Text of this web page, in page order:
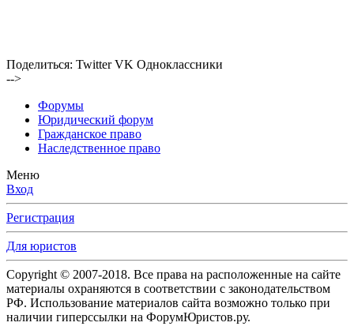
Поделиться: Twitter VK Одноклассники
-->
Форумы
Юридический форум
Гражданское право
Наследственное право
Меню
Вход
Регистрация
Для юристов
Copyright © 2007-2018. Все права на расположенные на сайте
материалы охраняются в соответствии с законодательством
РФ. Использование материалов сайта возможно только при
наличии гиперссылки на ФорумЮристов.ру.